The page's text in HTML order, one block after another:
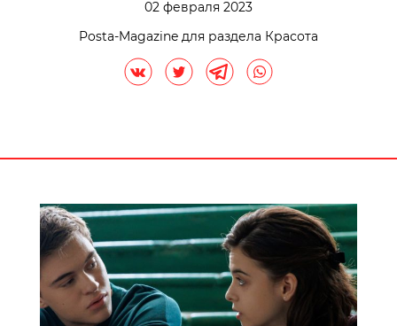
02 февраля 2023
Posta-Magazine для раздела Красота